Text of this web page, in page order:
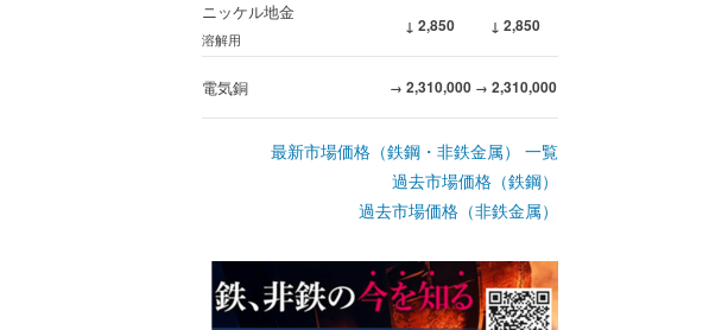
ニッケル地金
溶解用
↓ 2,850 ↓ 2,850
電気銅 → 2,310,000 → 2,310,000
最新市場価格（鉄鋼・非鉄金属） 一覧
過去市場価格（鉄鋼）
過去市場価格（非鉄金属）